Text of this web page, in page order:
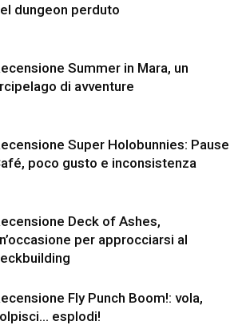
dungeon perduto
Summer in Mara, un
di avventure
Super Holobunnies: Pause
poco gusto e inconsistenza
Deck of Ashes,
per approcciarsi al
Fly Punch Boom!: vola,
esplodi!